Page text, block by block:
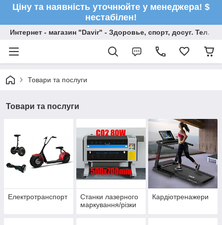
Ціну та наявність уточнюйте у менеджера! $
нестабілен!
Интернет - магазин "Davir" - Здоровье, спорт, досуг. Тел.
Товари та послуги
Товари та послуги
Електротранспорт
Станки лазерного
маркування/різки
Кардіотренажери